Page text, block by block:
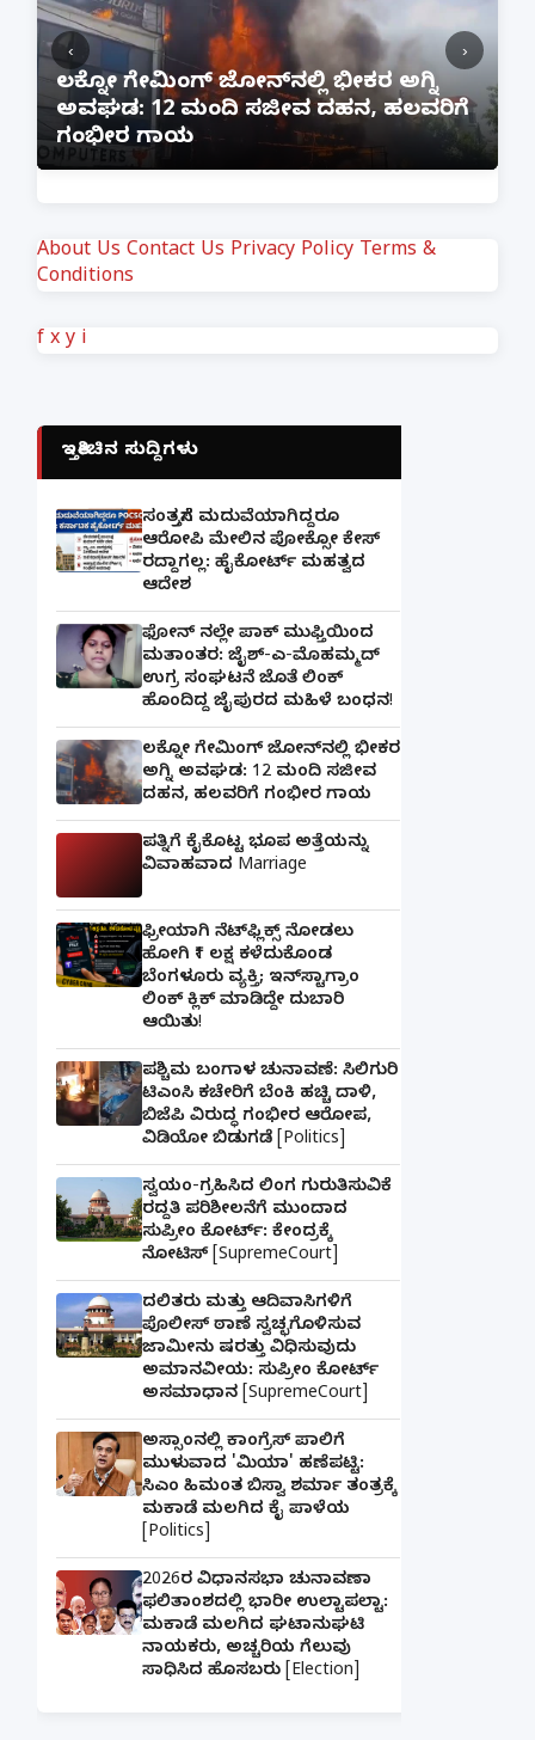
ಲಕ್ನೋ ಗೇಮಿಂಗ್ ಜೋನ್‌ನಲ್ಲಿ ಭೀಕರ ಅಗ್ನಿ
ಅವಘಡ: 12 ಮಂದಿ ಸಜೀವ ದಹನ, ಹಲವರಿಗೆ
ಗಂಭೀರ ಗಾಯ
‹ ›
About Us Contact Us Privacy Policy Terms &
Conditions
f x y i
ಇತ್ತೀಚಿನ ಸುದ್ದಿಗಳು
ಸಂತ್ರಸ್ತೆಗೆ ಮದುವೆಯಾಗಿದ್ದರೂ
ಆರೋಪಿ ಮೇಲಿನ ಪೋಕ್ಸೋ ಕೇಸ್
ರದ್ದಾಗಲ್ಲ: ಹೈಕೋರ್ಟ್ ಮಹತ್ವದ
ಆದೇಶ
ಫೋನ್ ನಲ್ಲೇ ಪಾಕ್ ಮುಫ್ತಿಯಿಂದ
ಮತಾಂತರ: ಜೈಶ್-ಎ-ಮೊಹಮ್ಮದ್
ಉಗ್ರ ಸಂಘಟನೆ ಜೊತೆ ಲಿಂಕ್
ಹೊಂದಿದ್ದ ಜೈಪುರದ ಮಹಿಳೆ ಬಂಧನ!
ಲಕ್ನೋ ಗೇಮಿಂಗ್ ಜೋನ್‌ನಲ್ಲಿ ಭೀಕರ
ಅಗ್ನಿ ಅವಘಡ: 12 ಮಂದಿ ಸಜೀವ
ದಹನ, ಹಲವರಿಗೆ ಗಂಭೀರ ಗಾಯ
ಪತ್ನಿಗೆ ಕೈಕೊಟ್ಟ ಭೂಪ ಅತ್ತೆಯನ್ನು
ವಿವಾಹವಾದ Marriage
ಫ್ರೀಯಾಗಿ ನೆಟ್‌ಫ್ಲಿಕ್ಸ್ ನೋಡಲು
ಹೋಗಿ ₹1 ಲಕ್ಷ ಕಳೆದುಕೊಂಡ
ಬೆಂಗಳೂರು ವ್ಯಕ್ತಿ; ಇನ್‌ಸ್ಟಾಗ್ರಾಂ
ಲಿಂಕ್ ಕ್ಲಿಕ್ ಮಾಡಿದ್ದೇ ದುಬಾರಿ
ಆಯಿತು!
ಪಶ್ಚಿಮ ಬಂಗಾಳ ಚುನಾವಣೆ: ಸಿಲಿಗುರಿ
ಟಿಎಂಸಿ ಕಚೇರಿಗೆ ಬೆಂಕಿ ಹಚ್ಚಿ ದಾಳಿ,
ಬಿಜೆಪಿ ವಿರುದ್ಧ ಗಂಭೀರ ಆರೋಪ,
ವಿಡಿಯೋ ಬಿಡುಗಡೆ [Politics]
ಸ್ವಯಂ-ಗ್ರಹಿಸಿದ ಲಿಂಗ ಗುರುತಿಸುವಿಕೆ
ರದ್ದತಿ ಪರಿಶೀಲನೆಗೆ ಮುಂದಾದ
ಸುಪ್ರೀಂ ಕೋರ್ಟ್: ಕೇಂದ್ರಕ್ಕೆ
ನೋಟಿಸ್ [SupremeCourt]
ದಲಿತರು ಮತ್ತು ಆದಿವಾಸಿಗಳಿಗೆ
ಪೊಲೀಸ್ ಠಾಣೆ ಸ್ವಚ್ಛಗೊಳಿಸುವ
ಜಾಮೀನು ಷರತ್ತು ವಿಧಿಸುವುದು
ಅಮಾನವೀಯ: ಸುಪ್ರೀಂ ಕೋರ್ಟ್
ಅಸಮಾಧಾನ [SupremeCourt]
ಅಸ್ಸಾಂನಲ್ಲಿ ಕಾಂಗ್ರೆಸ್ ಪಾಲಿಗೆ
ಮುಳುವಾದ 'ಮಿಯಾ' ಹಣೆಪಟ್ಟಿ:
ಸಿಎಂ ಹಿಮಂತ ಬಿಸ್ವಾ ಶರ್ಮಾ ತಂತ್ರಕ್ಕೆ
ಮಕಾಡೆ ಮಲಗಿದ ಕೈ ಪಾಳೆಯ
[Politics]
2026ರ ವಿಧಾನಸಭಾ ಚುನಾವಣಾ
ಫಲಿತಾಂಶದಲ್ಲಿ ಭಾರೀ ಉಲ್ಟಾಪಲ್ಟಾ:
ಮಕಾಡೆ ಮಲಗಿದ ಘಟಾನುಘಟಿ
ನಾಯಕರು, ಅಚ್ಚರಿಯ ಗೆಲುವು
ಸಾಧಿಸಿದ ಹೊಸಬರು [Election]